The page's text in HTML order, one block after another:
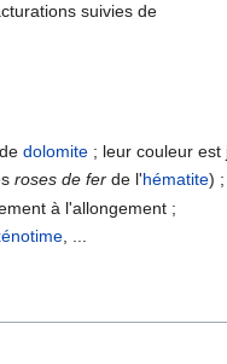
suivies de
dolomite ; leur couleur est
roses de fer de l'hématite) ;
à l'allongement ;